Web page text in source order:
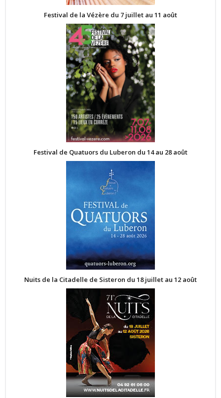
Festival de la Vézère du 7 juillet au 11 août
Festival de Quatuors du Luberon du 14 au 28 août
Nuits de la Citadelle de Sisteron du 18 juillet au 12 août